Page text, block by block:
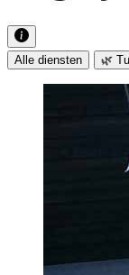
Alle diensten 🌿